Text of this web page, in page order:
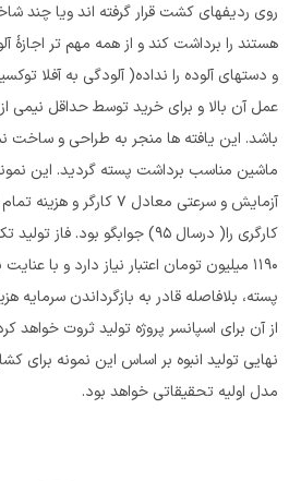
روی ردیفهای کشت قرار گرفته اند ویا چند
هستند را برداشت کند و از همه مهم تر
و دستهای آلوده را نداده( آلودگی به آفلا
عمل آن بالا و برای خرید توسط حداقل نیمی
باشد. این یافته ها منجر به طراحی و ساخت
ماشین مناسب برداشت پسته گردید. این
آزمایش و سرعتی معادل 7
کارگری را( درسال 95) جوابگو بود.
1190 میلیون تومان اعتبار نیاز دارد و با
پسته، بلافاصله قادر به بازگرداندن
از آن برای اسپانسر پروژه تولید ثروت
نهایی تولید انبوه بر اساس این نمونه برای
مدل اولیه تحقیقاتی خواهد بود.